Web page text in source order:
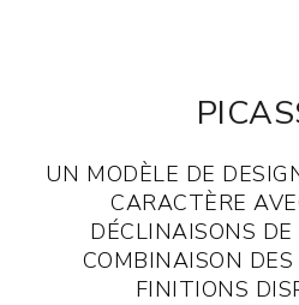
UN MODÈLE DE
CARACTÈRE
DÉCLINAISONS
COMBINAISON
FINITIONS